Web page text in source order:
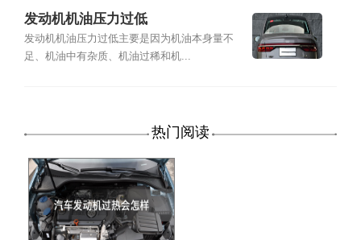
发动机机油压力过低
发动机机油压力过低主要是因为机油本身量不
足、机油中有杂质、机油过稀和机...
热门阅读